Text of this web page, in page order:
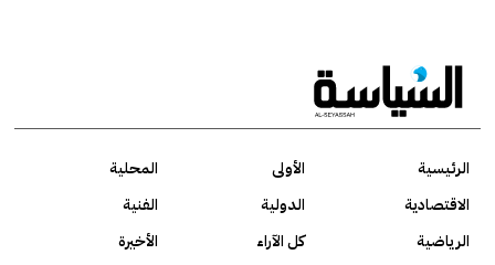
الرئيسية الأولى
المحلية
الاقتصادية
الدولية
الفنية
الرياضية
كل الآراء
الأخيرة